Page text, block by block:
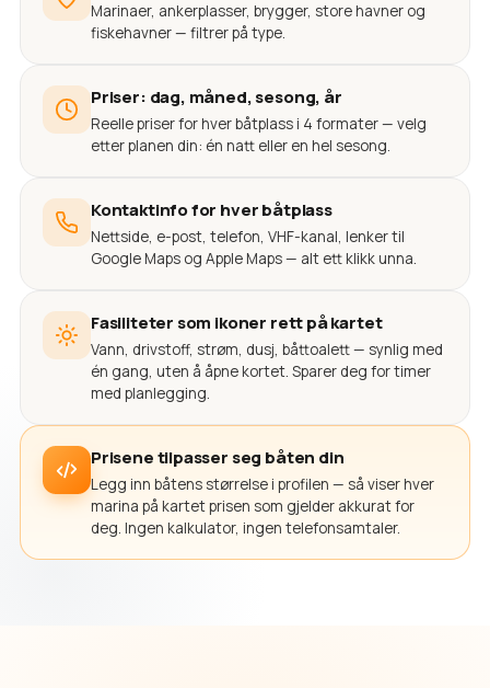
Marinaer, ankerplasser, brygger, store havner og
fiskehavner — filtrer på type.
Priser: dag, måned, sesong, år
Reelle priser for hver båtplass i 4 formater — velg
etter planen din: én natt eller en hel sesong.
Kontaktinfo for hver båtplass
Nettside, e-post, telefon, VHF-kanal, lenker til
Google Maps og Apple Maps — alt ett klikk unna.
Fasiliteter som ikoner rett på kartet
Vann, drivstoff, strøm, dusj, båttoalett — synlig med
én gang, uten å åpne kortet. Sparer deg for timer
med planlegging.
Prisene tilpasser seg båten din
Legg inn båtens størrelse i profilen — så viser hver
marina på kartet prisen som gjelder akkurat for
deg. Ingen kalkulator, ingen telefonsamtaler.